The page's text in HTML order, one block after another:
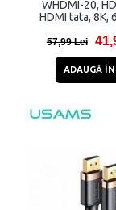
WHDMI-20,
HDMI tata, 8K,
57,99 Lei
ADAUGĂ ÎN